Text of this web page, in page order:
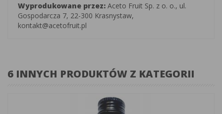
Wyprodukowane przez: Aceto Fruit Sp. z o. o., ul.
Gospodarcza 7, 22-300 Krasnystaw,
kontakt@acetofruit.pl
6 INNYCH PRODUKTÓW Z KATEGORII